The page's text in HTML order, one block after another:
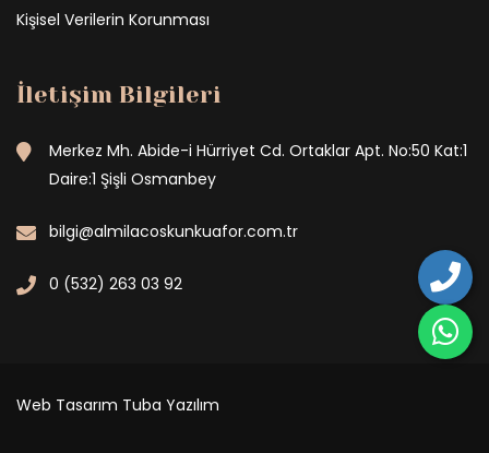
Kişisel Verilerin Korunması
İletişim Bilgileri
Merkez Mh. Abide-i Hürriyet Cd. Ortaklar Apt. No:50 Kat:1
Daire:1 Şişli Osmanbey
bilgi@almilacoskunkuafor.com.tr
0 (532) 263 03 92
Web Tasarım Tuba Yazılım